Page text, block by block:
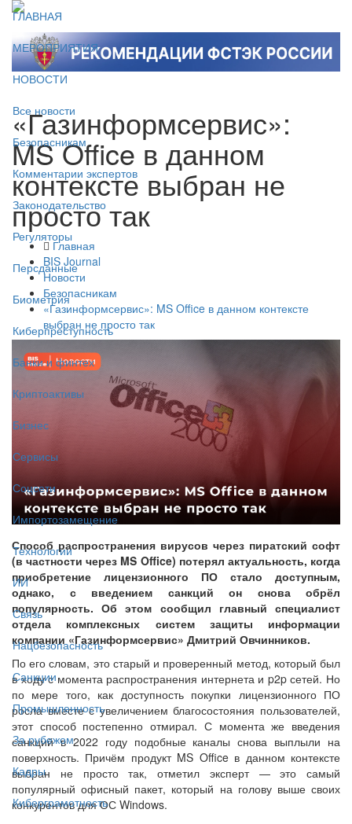
ГЛАВНАЯ
МЕРОПРИЯТИЯ
НОВОСТИ
Все новости
Безопасникам
Комментарии экспертов
Законодательство
Регуляторы
Персданные
Биометрия
Киберпреступность
Банки и финтех
Криптоактивы
Бизнес
Сервисы
Соцсети
Импортозамещение
Технологии
ИИ
Связь
Нацбезопасность
Санкции
Промышленность
За рубежом
Кадры
Киберграмотность
«Газинформсервис»:
MS Office в данном
контексте выбран не
просто так
Главная
BIS Journal
Новости
Безопасникам
«Газинформсервис»: MS Office в данном контексте
выбран не просто так
Способ распространения вирусов через пиратский софт
(в частности через MS Office) потерял актуальность, когда
приобретение лицензионного ПО стало доступным,
однако, с введением санкций он снова обрёл
популярность. Об этом сообщил главный специалист
отдела комплексных систем защиты информации
компании «Газинформсервис» Дмитрий Овчинников.
По его словам, это старый и проверенный метод, который был
в ходу с момента распространения интернета и p2p сетей. Но
по мере того, как доступность покупки лицензионного ПО
росла вместе с увеличением благосостояния пользователей,
этот способ постепенно отмирал. С момента же введения
санкций в 2022 году подобные каналы снова выплыли на
поверхность. Причём продукт MS Office в данном контексте
выбран не просто так, отметил эксперт — это самый
популярный офисный пакет, который на голову выше своих
конкурентов для ОС Windows.